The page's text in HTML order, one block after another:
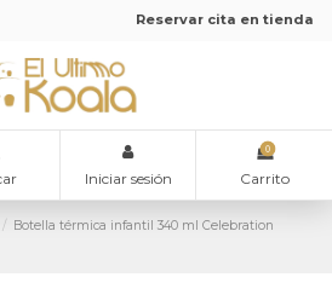
Reservar cita en tienda
Iniciar sesión
0
Carrito
Botella térmica infantil 340 ml Celebration